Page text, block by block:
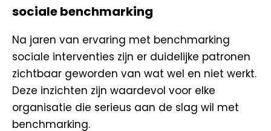
sociale benchmarking
Na jaren van ervaring met benchmarking
sociale interventies zijn er duidelijke patronen
zichtbaar geworden van wat wel en niet werkt.
Deze inzichten zijn waardevol voor elke
organisatie die serieus aan de slag wil met
benchmarking.